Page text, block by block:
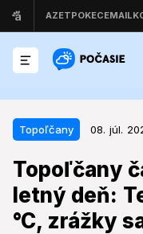
Topoľčany 08. júl.
Topoľčany
letný deň:
°C, zrážky
Topoľčany 08. júl.
Topoľčany
deň: Teploty
zrážky sa